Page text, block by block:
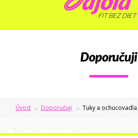
Doporučuji
Úvod Doporučuji Tuky a ochucovadla